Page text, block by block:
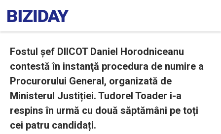
Fostul şef DIICOT Daniel Horodniceanu
contestă în instanţă procedura de numire a
Procurorului General, organizată de
Ministerul Justiției. Tudorel Toader i-a
respins în urmă cu două săptămâni pe toți
cei patru candidați.